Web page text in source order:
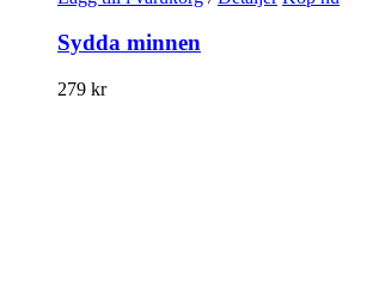
Sydda minnen
279 kr